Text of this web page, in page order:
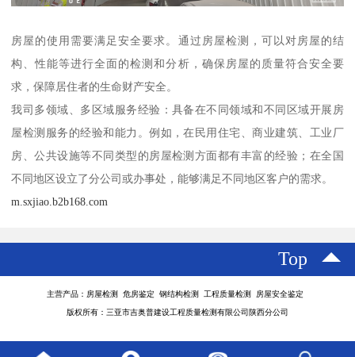
房屋的使用需要满足安全要求。通过房屋检测，可以对房屋的结
构、性能等进行全面的检测和分析，确保房屋的质量符合安全要
求，保障居住者的生命财产安全。
我司多领域、多区域服务经验：具备在不同领域和不同区域开展房
屋检测服务的经验和能力。例如，在民用住宅、商业建筑、工业厂
房、公共设施等不同类型的房屋检测方面都有丰富的经验；在全国
不同地区设立了分公司或办事处，能够满足不同地区客户的需求。
m.sxjiao.b2b168.com
Top
主营产品：房屋检测 危房鉴定 钢结构检测 工程质量检测 房屋安全鉴定
版权所有：三亚市吉奥普建设工程质量检测有限公司陕西分公司